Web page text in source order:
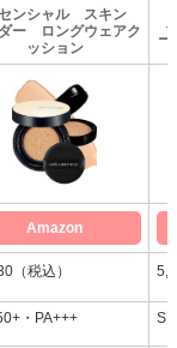
ンシャル スキン
ー ロングウェアク
ッション
Amazon
（税込）
・PA+++